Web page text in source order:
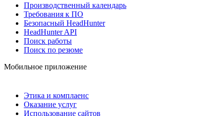
Производственный календарь
Требования к ПО
Безопасный HeadHunter
HeadHunter API
Поиск работы
Поиск по резюме
Мобильное приложение
Этика и комплаенс
Оказание услуг
Использование сайтов